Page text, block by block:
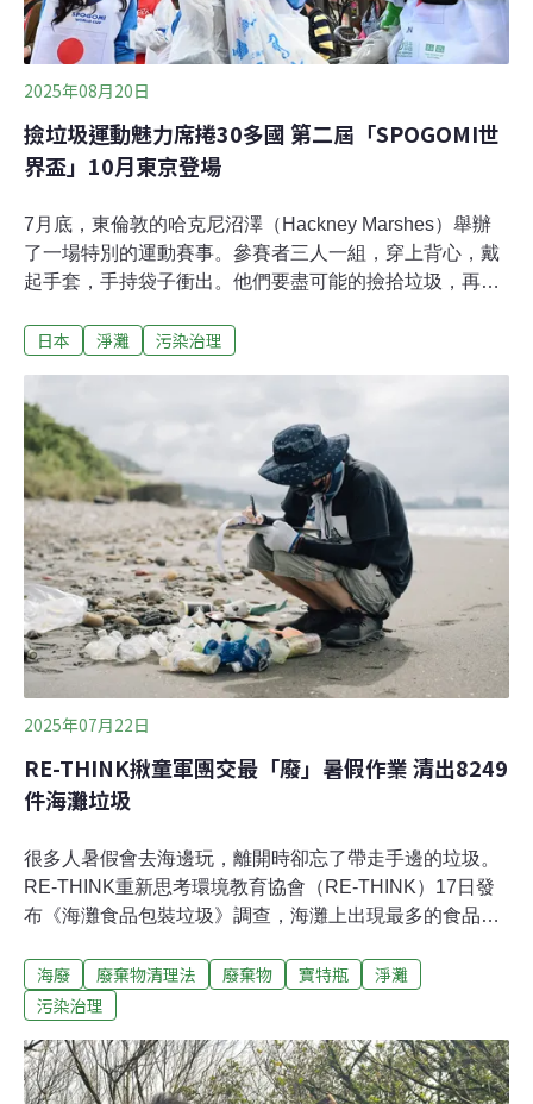
2025年08月20日
撿垃圾運動魅力席捲30多國 第二屆「SPOGOMI世
界盃」10月東京登場
7月底，東倫敦的哈克尼沼澤（Hackney Marshes）舉辦
了一場特別的運動賽事。參賽者三人一組，穿上背心，戴
起手套，手持袋子衝出。他們要盡可能的撿拾垃圾，再進
為不同類別的垃圾有不同的權重，熟知規則才能爭取高
Spogomi世界盃，與超過30國好手競爭冠軍。撿垃圾也能
感動到哭Spogomi（スポゴミ）源自日本，這個字結合
sport（運動）與gomi（日文ごみ，垃圾）。發起人馬見塚
健一（Kenichi Mamizuka）的理念很簡單：「撿垃圾是運
動！」運動有種神奇的魔力。《帕拉體育支援網》（パラ
サポWEB）報導，在荒川的一所小學，六年級生參加了
Spogomi競賽。他們即將畢業，前往不同的國中就讀，這
場比賽別具意義。獲勝後，女孩們相擁而泣。若僅是撿垃
圾，可能不會有這麼大的感動。
日本 淨灘 污染治理
2025年07月22日
RE-THINK揪童軍團交最「廢」暑假作業 清出8249
件海灘垃圾
很多人暑假會去海邊玩，離開時卻忘了帶走手邊的垃圾。
RE-THINK重新思考環境教育協會（RE-THINK）17日發
布《海灘食品包裝垃圾》調查，海灘上出現最多的食品包
灘「口渴指數」爆表；材質方面，以寶特瓶最為常見。海
灘「口渴指數」 寶特瓶占比超越六成最常見 海灘上的垃圾
上出現最多的食品包裝廢棄物是水類瓶罐飲品，占比
28%（2356件）；其次是茶類飲品，占21.7%（1826
海廢 廢棄物清理法 廢棄物 寶特瓶
淨灘
污染治理